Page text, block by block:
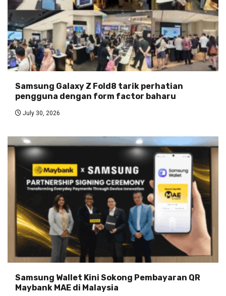
Samsung Galaxy Z Fold8 tarik perhatian
pengguna dengan form factor baharu
July 30, 2026
Samsung Wallet Kini Sokong Pembayaran QR
Maybank MAE di Malaysia